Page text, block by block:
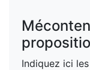
Indiquez ici